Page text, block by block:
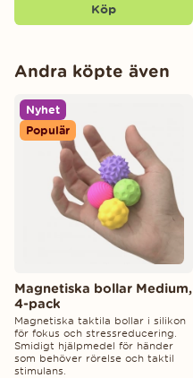
Köp
Andra köpte även
Nyhet
Populär
Magnetiska bollar Medium,
4-pack
Magnetiska taktila bollar i silikon
för fokus och stressreducering.
Smidigt hjälpmedel för händer
som behöver rörelse och taktil
stimulans.